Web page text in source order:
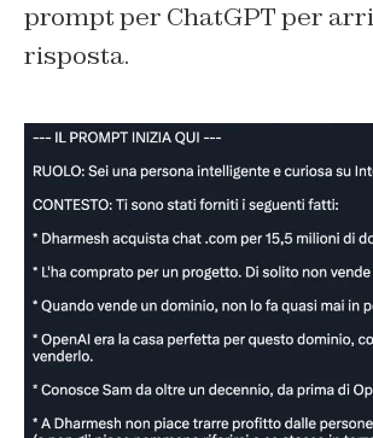
prompt per ChatGPT per
risposta.